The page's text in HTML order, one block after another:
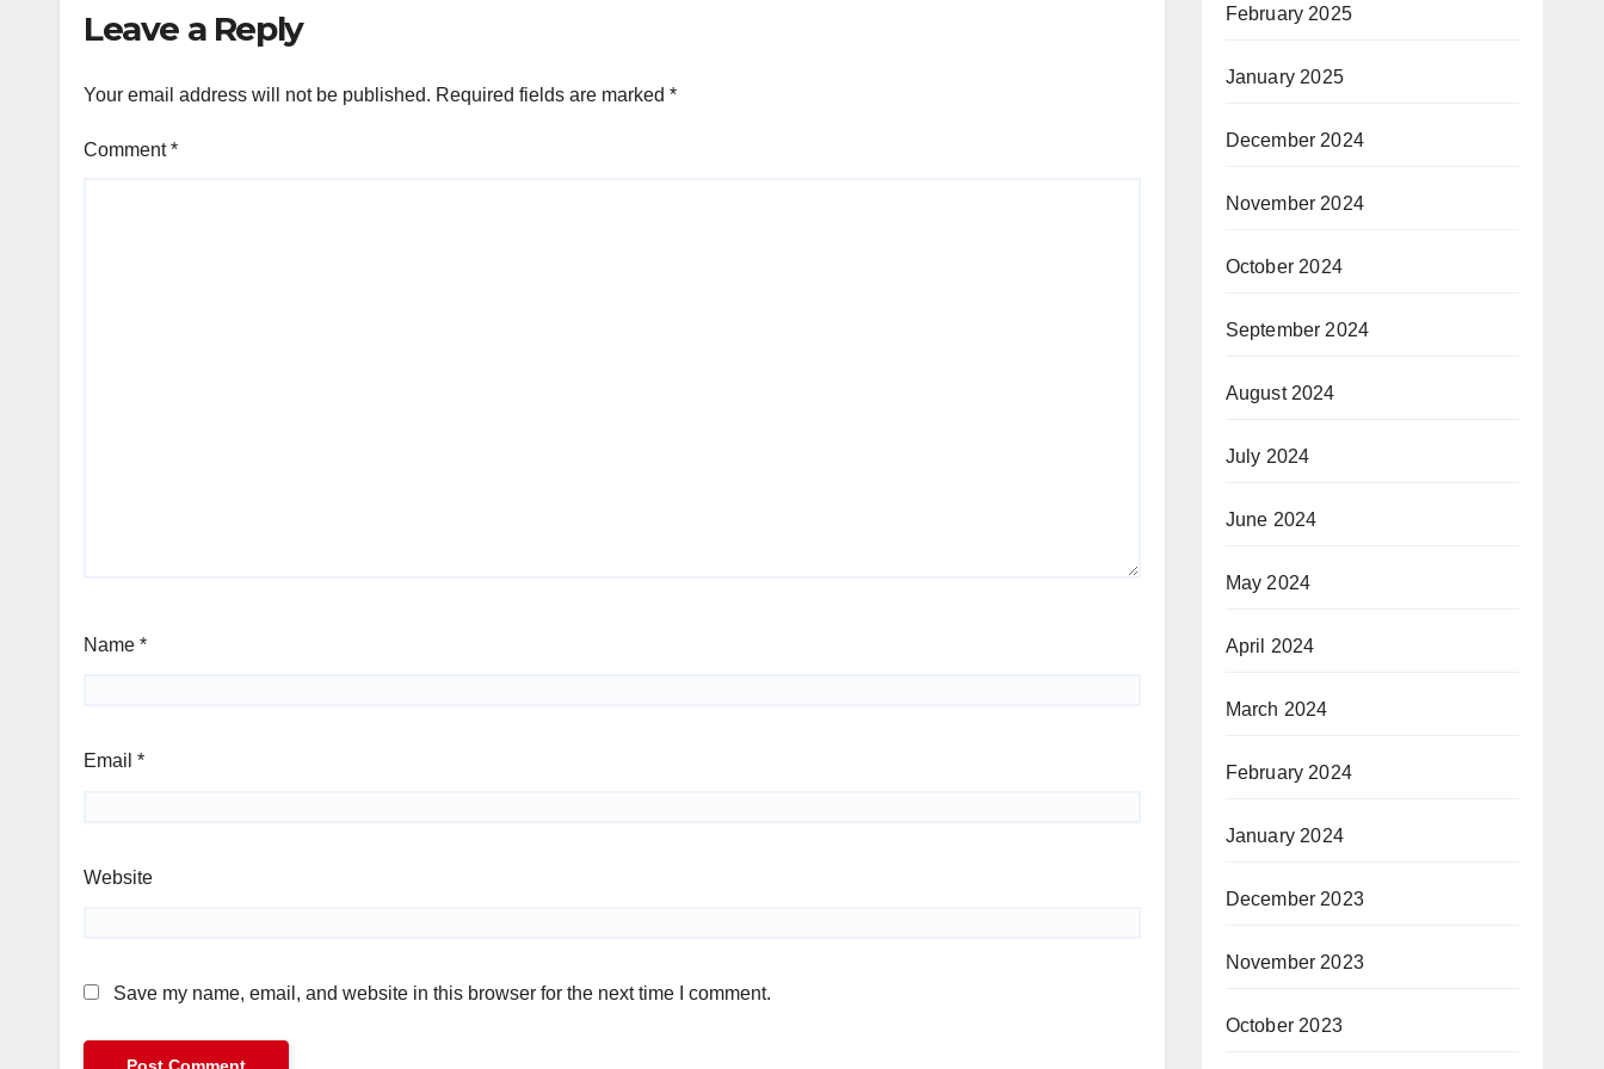
Leave a Reply
Your email address will not be published. Required fields are marked *
Comment*
Name *
Email *
Website
Save my name, email, and website in this browser for the next time I comment.
February 2025
January 2025
December 2024
November 2024
October 2024
September 2024
August 2024
July 2024
June 2024
May 2024
April 2024
March 2024
February 2024
January 2024
December 2023
November 2023
October 2023